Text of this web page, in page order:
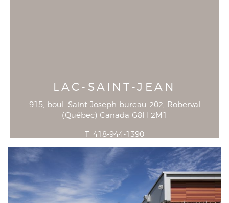
LAC-SAINT-JEAN
915, boul. Saint-Joseph bureau 202, Roberval
(Québec) Canada G8H 2M1
T 418-944-1390